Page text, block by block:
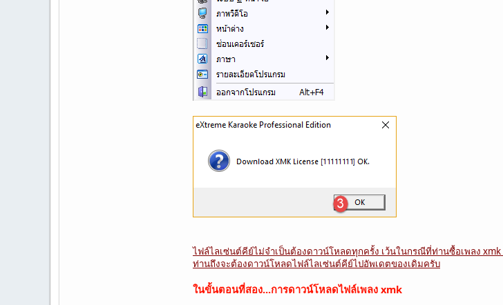
ไฟล์ไลเซ่นต์คีย์ไม่จำเป็นต้องดาวน์โหลดทุกครั้ง เว้นในกรณีที่ท่านซื้อเพลง
ท่านถึงจะต้องดาวน์โหลดไฟล์ไลเซ่นต์คีย์ไปอัพเดตของเดิมครับ
ในขั้นตอนที่สอง...การดาวน์โหลดไฟล์เพลง xmk